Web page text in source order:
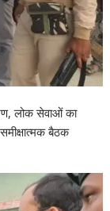
लोक सेवाओं का
बैठक